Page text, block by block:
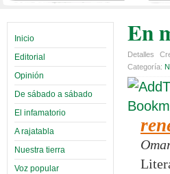
Inicio
Editorial
Opinión
De sábado a sábado
El infamatorio
A rajatabla
Nuestra tierra
Voz popular
En
Detalles
Categoría: